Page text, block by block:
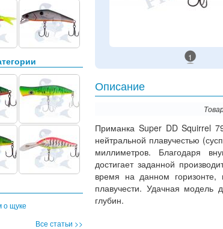
о щуке
Все статьи >>
1
Описание
Приманка Super DD Squirrel
нейтральной плавучестью
миллиметров. Благодаря
достигает заданной
время на данном горизонте,
плавучести. Удачная модель
глубин.